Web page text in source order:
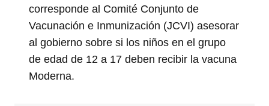
corresponde al Comité Conjunto de
Vacunación e Inmunización (JCVI) asesorar
al gobierno sobre si los niños en el grupo
de edad de 12 a 17 deben recibir la vacuna
Moderna.